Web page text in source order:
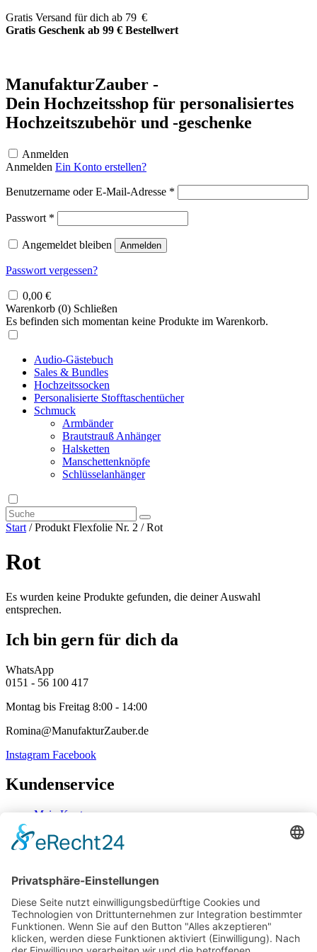
Zum
Inhalt
Gratis Versand für dich ab 79 €
Gratis Geschenk ab 99 € Bestellwert
ManufakturZauber -
Dein Hochzeitsshop für personalisiertes
Hochzeitszubehör und -geschenke
Anmelden
Anmelden Ein Konto erstellen?
Benutzername oder E-Mail-Adresse *
Passwort *
Angemeldet bleiben Anmelden
Passwort vergessen?
0,00 €
Warenkorb (0) Schließen
Es befinden sich momentan keine Produkte im Warenkorb.
Audio-Gästebuch
Sales & Bundles
Hochzeitssocken
Personalisierte Stofftaschentücher
Schmuck
Armbänder
Brautstrauß Anhänger
Halsketten
Manschettenknöpfe
Schlüsselanhänger
Start / Produkt Flexfolie Nr. 2 / Rot
Rot
Es wurden keine Produkte gefunden, die deiner Auswahl
entsprechen.
Ich bin gern für dich da
WhatsApp
0151 - 56 100 417
Montag bis Freitag 8:00 - 14:00
Romina@ManufakturZauber.de
Instagram Facebook
Kundenservice
Mein Konto
Zahlung & Versand
Widerrufsbelehrung
Mein Konto
Kontakt
Zahlung & Versand
Widerrufsbelehrung
Vertrag Widerrufen